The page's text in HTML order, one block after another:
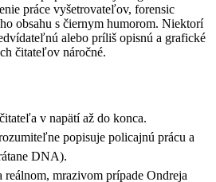
práce vyšetrovateľov, forensic
obsahu s čiernym humorom. Niektorí
alebo príliš opisnú a grafické
čitateľov náročné.
v napätí až do konca.
popisuje policajnú prácu a
DNA).
reálnom, mrazivom prípade Ondreja